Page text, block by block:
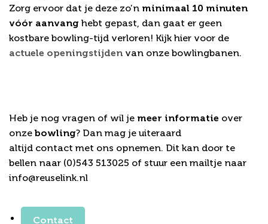
Zorg ervoor dat je deze zo’n minimaal 10 minuten
vóór aanvang hebt gepast, dan gaat er geen
kostbare bowling-tijd verloren! Kijk hier voor de
actuele openingstijden van onze bowlingbanen.
Heb je nog vragen of wil je meer informatie over
onze bowling? Dan mag je uiteraard
altijd contact met ons opnemen. Dit kan door te
bellen naar (0)543 513025 of stuur een mailtje naar
info@reuselink.nl
Contact